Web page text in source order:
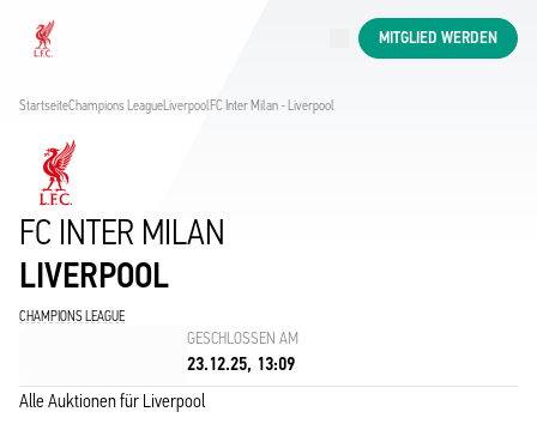
Now live
MITGLIED WERDEN
StartseiteChampions LeagueLiverpoolFC Inter Milan - Liverpool
FC INTER MILAN
LIVERPOOL
CHAMPIONS LEAGUE
GESCHLOSSEN AM
23.12.25, 13:09
Alle Auktionen für Liverpool